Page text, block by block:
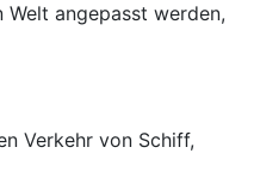
angepasst werden,
Verkehr von Schiff,